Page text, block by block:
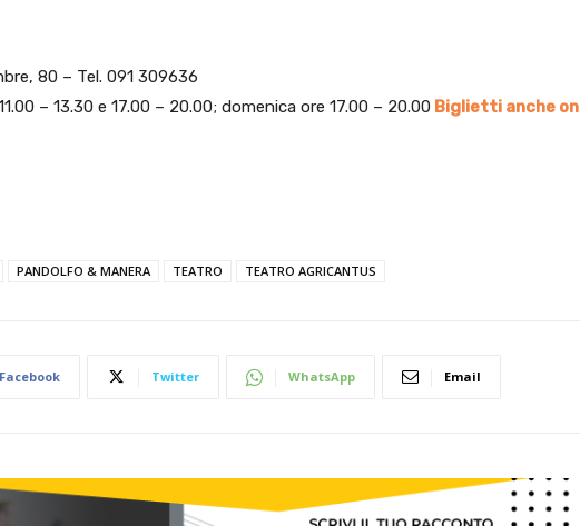
80 – Tel. 091 309636
– 13.30 e 17.00 – 20.00; domenica ore 17.00 – 20.00 Biglietti anche on
PANDOLFO & MANERA TEATRO TEATRO AGRICANTUS
Facebook Twitter WhatsApp Email